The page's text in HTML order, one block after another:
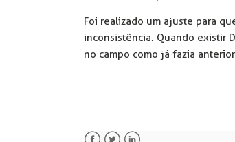
Foi realizado um ajuste para
inconsistência. Quando existir
no campo como já fazia